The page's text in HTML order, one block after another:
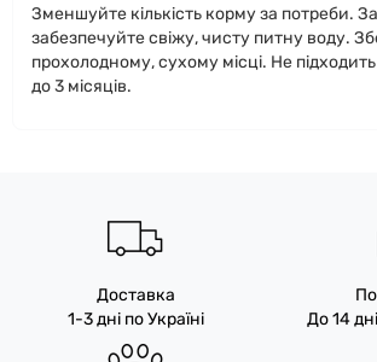
Зменшуйте кількість корму за потреби.
забезпечуйте свіжу, чисту питну воду.
прохолодному, сухому місці. Не
до 3 місяців.
Доставка
1-3 дні по Україні
До 14